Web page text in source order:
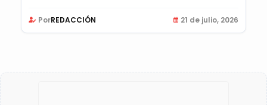
PorREDACCIÓN 21 de julio, 2026